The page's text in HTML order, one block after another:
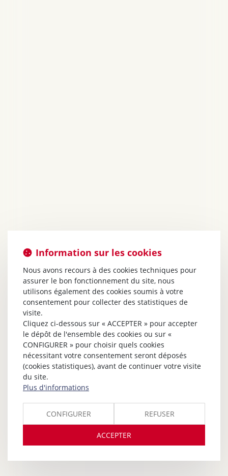
Information sur les cookies
Nous avons recours à des cookies techniques pour
assurer le bon fonctionnement du site, nous
utilisons également des cookies soumis à votre
consentement pour collecter des statistiques de
visite.
Cliquez ci-dessous sur « ACCEPTER » pour accepter
le dépôt de l'ensemble des cookies ou sur «
CONFIGURER » pour choisir quels cookies
nécessitant votre consentement seront déposés
(cookies statistiques), avant de continuer votre visite
du site.
Plus d'informations
CONFIGURER REFUSER
ACCEPTER